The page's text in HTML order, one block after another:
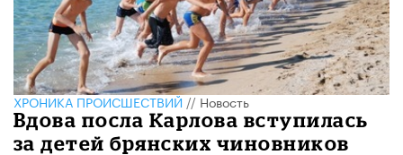
ХРОНИКА ПРОИСШЕСТВИЙ//Новость
Вдова посла Карлова вступилась
за детей брянских чиновников